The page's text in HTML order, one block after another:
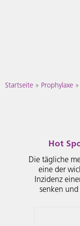
to
Startseite » Prophylaxe »
Hot
Die tägliche
eine der
Inzidenz
senken und